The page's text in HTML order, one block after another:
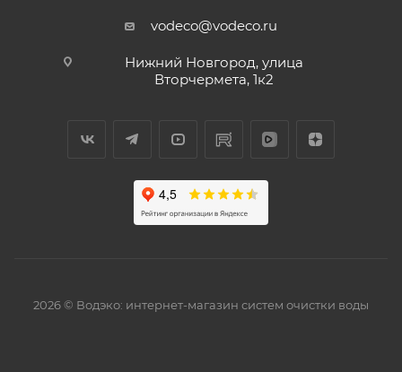
vodeco@vodeco.ru
Нижний Новгород, улица
Вторчермета, 1к2
2026 © Водэко: интернет-магазин систем очистки воды